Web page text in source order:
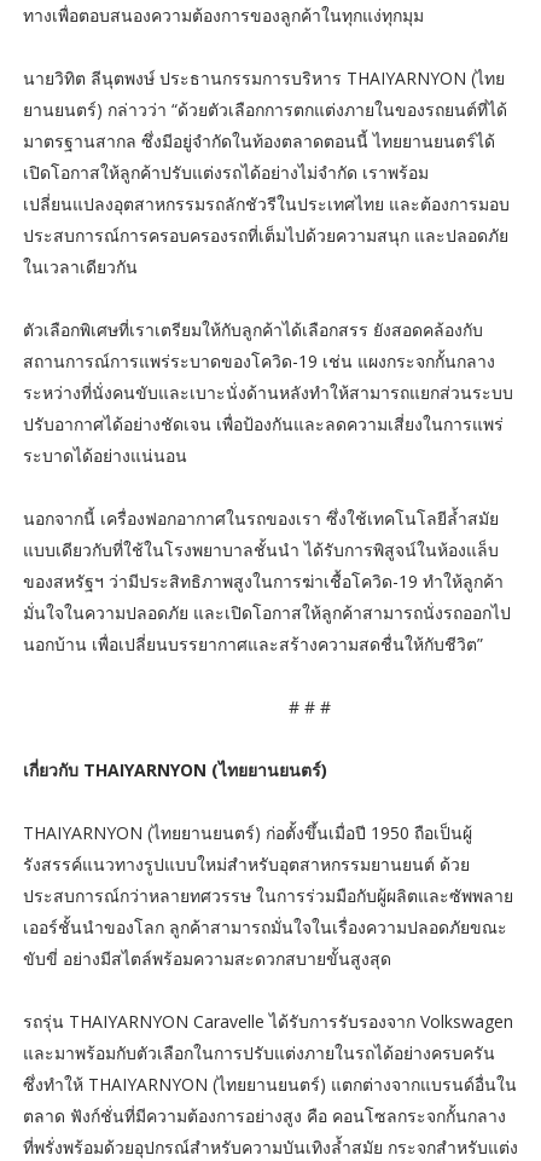
ทางเพื่อตอบสนองความต้องการของลูกค้าในทุกแง่ทุกมุม
นายวิทิต ลีนุตพงษ์ ประธานกรรมการบริหาร THAIYARNYON (ไทย
ยานยนตร์) กล่าวว่า “ด้วยตัวเลือกการตกแต่งภายในของรถยนต์ที่ได้
มาตรฐานสากล ซึ่งมีอยู่จำกัดในท้องตลาดตอนนี้ ไทยยานยนตร์ได้
เปิดโอกาสให้ลูกค้าปรับแต่งรถได้อย่างไม่จำกัด เราพร้อม
เปลี่ยนแปลงอุตสาหกรรมรถลักชัวรีในประเทศไทย และต้องการมอบ
ประสบการณ์การครอบครองรถที่เต็มไปด้วยความสนุก และปลอดภัย
ในเวลาเดียวกัน
ตัวเลือกพิเศษที่เราเตรียมให้กับลูกค้าได้เลือกสรร ยังสอดคล้องกับ
สถานการณ์การแพร่ระบาดของโควิด-19 เช่น แผงกระจกกั้นกลาง
ระหว่างที่นั่งคนขับและเบาะนั่งด้านหลังทำให้สามารถแยกส่วนระบบ
ปรับอากาศได้อย่างชัดเจน เพื่อป้องกันและลดความเสี่ยงในการแพร่
ระบาดได้อย่างแน่นอน
นอกจากนี้ เครื่องฟอกอากาศในรถของเรา ซึ่งใช้เทคโนโลยีล้ำสมัย
แบบเดียวกับที่ใช้ในโรงพยาบาลชั้นนำ ได้รับการพิสูจน์ในห้องแล็บ
ของสหรัฐฯ ว่ามีประสิทธิภาพสูงในการฆ่าเชื้อโควิด-19 ทำให้ลูกค้า
มั่นใจในความปลอดภัย และเปิดโอกาสให้ลูกค้าสามารถนั่งรถออกไป
นอกบ้าน เพื่อเปลี่ยนบรรยากาศและสร้างความสดชื่นให้กับชีวิต”
# # #
เกี่ยวกับ THAIYARNYON (ไทยยานยนตร์)
THAIYARNYON (ไทยยานยนตร์) ก่อตั้งขึ้นเมื่อปี 1950 ถือเป็นผู้
รังสรรค์แนวทางรูปแบบใหม่สำหรับอุตสาหกรรมยานยนต์ ด้วย
ประสบการณ์กว่าหลายทศวรรษ ในการร่วมมือกับผู้ผลิตและซัพพลาย
เออร์ชั้นนำของโลก ลูกค้าสามารถมั่นใจในเรื่องความปลอดภัยขณะ
ขับขี่ อย่างมีสไตล์พร้อมความสะดวกสบายขั้นสูงสุด
รถรุ่น THAIYARNYON Caravelle ได้รับการรับรองจาก Volkswagen
และมาพร้อมกับตัวเลือกในการปรับแต่งภายในรถได้อย่างครบครัน
ซึ่งทำให้ THAIYARNYON (ไทยยานยนตร์) แตกต่างจากแบรนด์อื่นใน
ตลาด ฟังก์ชั่นที่มีความต้องการอย่างสูง คือ คอนโซลกระจกกั้นกลาง
ที่พรั่งพร้อมด้วยอุปกรณ์สำหรับความบันเทิงล้ำสมัย กระจกสำหรับแต่ง